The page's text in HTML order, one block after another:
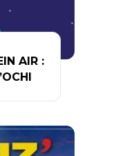
AIR :